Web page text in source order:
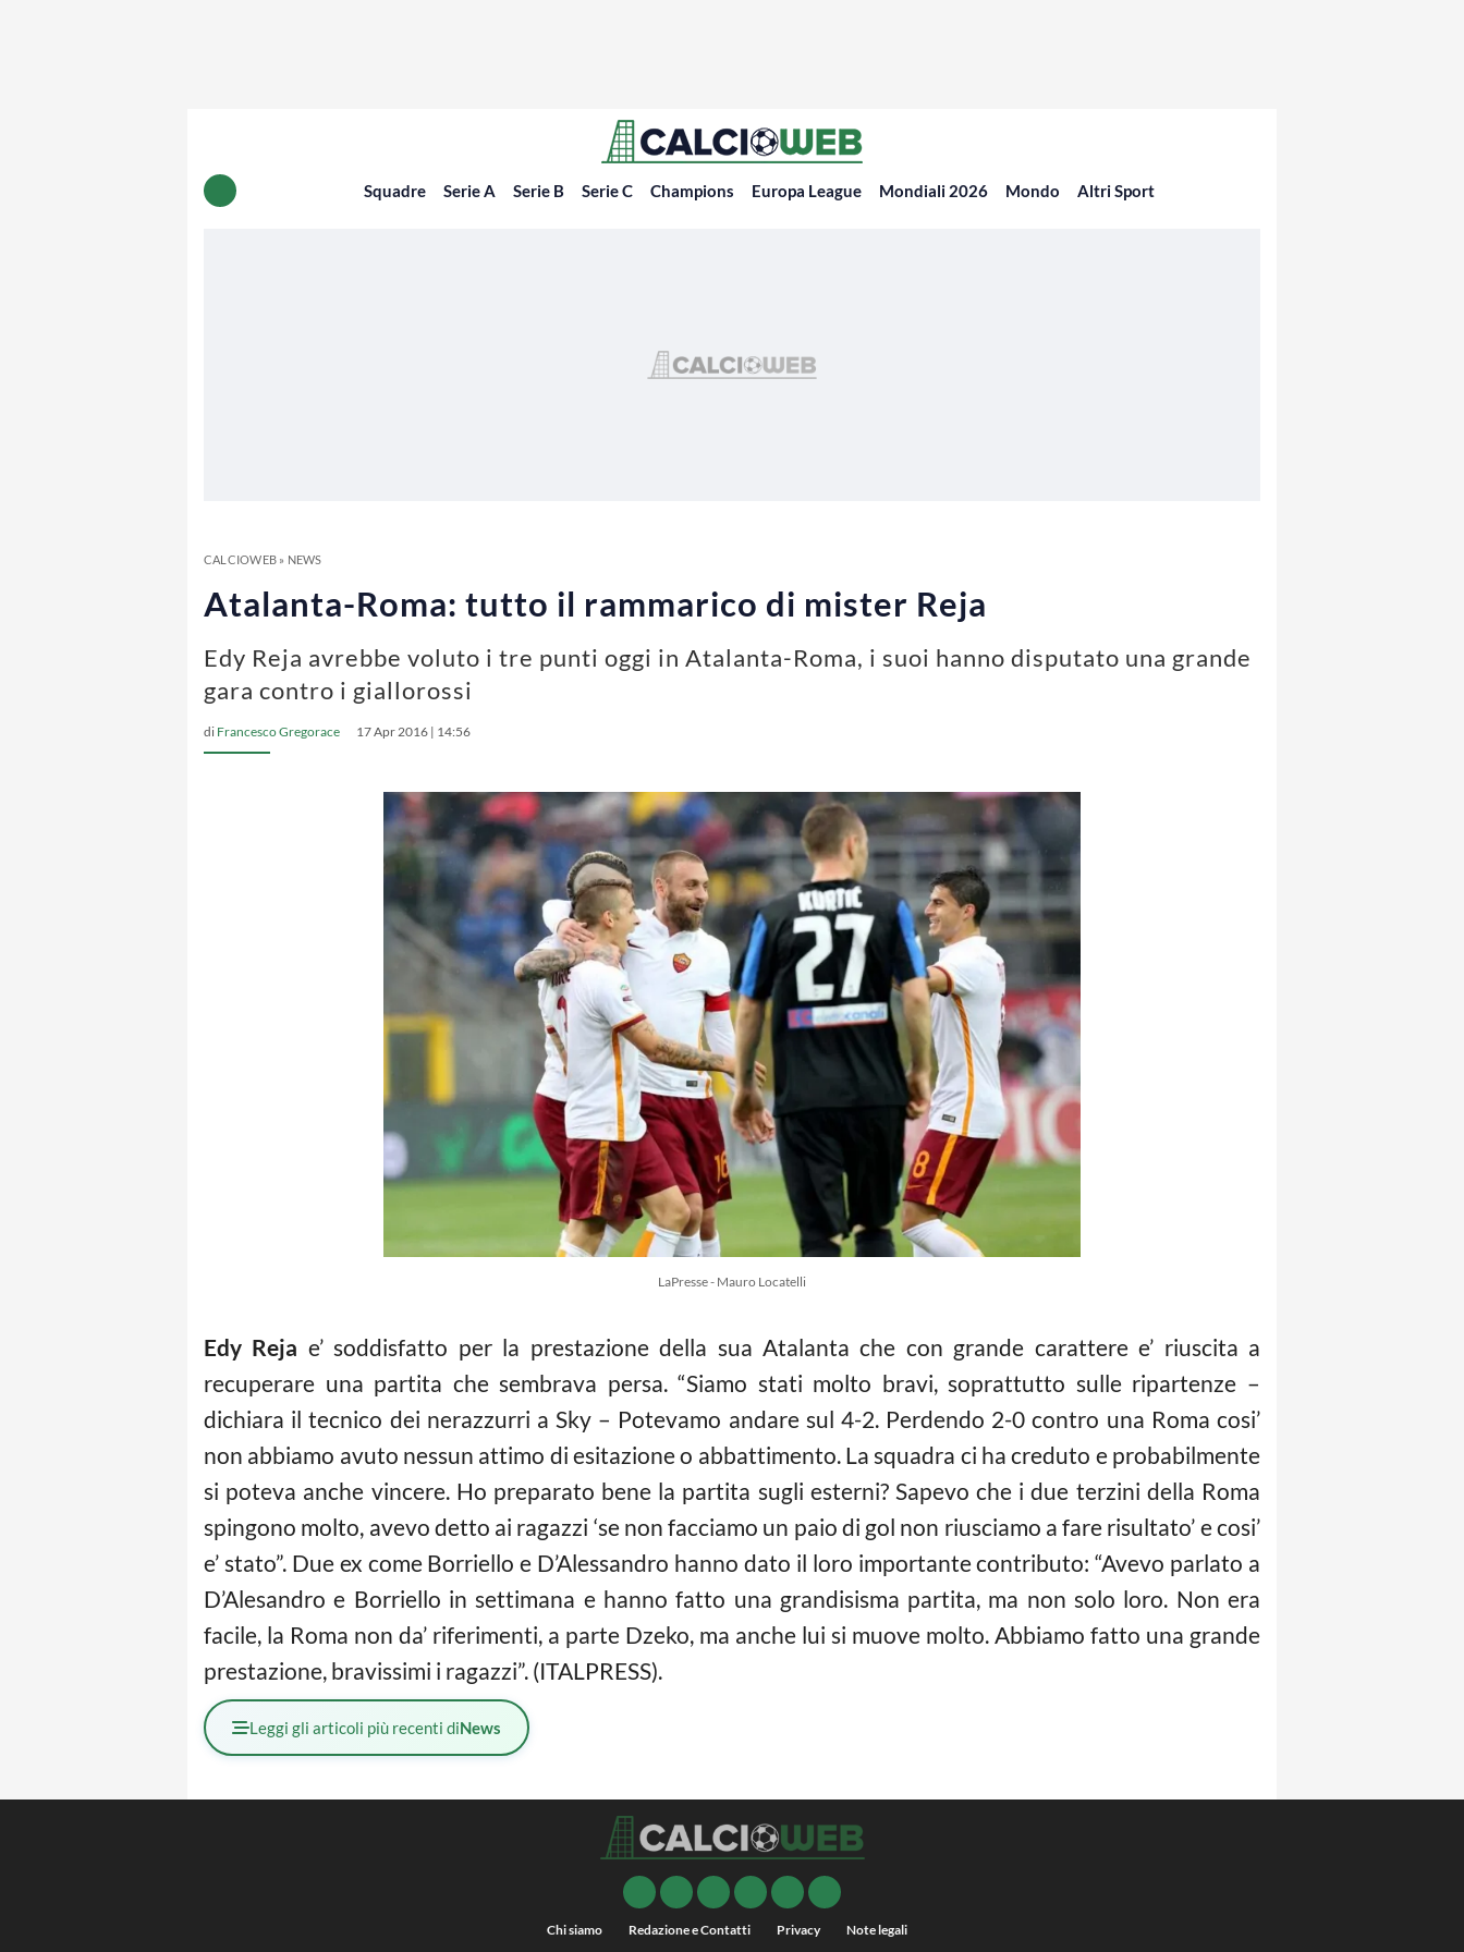
Squadre Serie A Serie B Serie C Champions Europa League Mondiali 2026 Mondo Altri Sport
CALCIOWEB» NEWS
Atalanta-Roma: tutto il rammarico di mister Reja
Edy Reja avrebbe voluto i tre punti oggi in Atalanta-Roma, i suoi hanno disputato una grande
gara contro i giallorossi
di Francesco Gregorace 17 Apr 2016 | 14:56
LaPresse - Mauro Locatelli
Edy Reja e’ soddisfatto per la prestazione della sua Atalanta che con grande carattere e’ riuscita a
recuperare una partita che sembrava persa. “Siamo stati molto bravi, soprattutto sulle ripartenze –
dichiara il tecnico dei nerazzurri a Sky – Potevamo andare sul 4-2. Perdendo 2-0 contro una Roma cosi’
non abbiamo avuto nessun attimo di esitazione o abbattimento. La squadra ci ha creduto e probabilmente
si poteva anche vincere. Ho preparato bene la partita sugli esterni? Sapevo che i due terzini della Roma
spingono molto, avevo detto ai ragazzi ‘se non facciamo un paio di gol non riusciamo a fare risultato’ e cosi’
e’ stato”. Due ex come Borriello e D’Alessandro hanno dato il loro importante contributo: “Avevo parlato a
D’Alesandro e Borriello in settimana e hanno fatto una grandisisma partita, ma non solo loro. Non era
facile, la Roma non da’ riferimenti, a parte Dzeko, ma anche lui si muove molto. Abbiamo fatto una grande
prestazione, bravissimi i ragazzi”. (ITALPRESS).
Leggi gli articoli più recenti diNews
Chi siamo Redazione e Contatti Privacy Note legali